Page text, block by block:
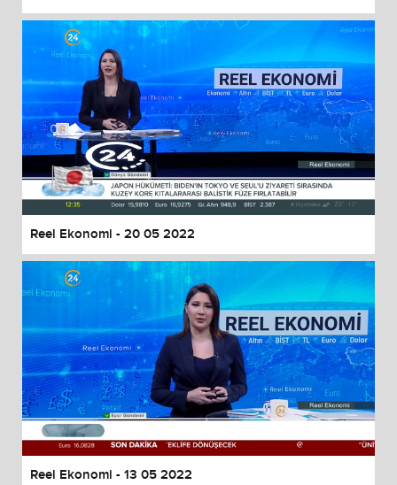
Reel Ekonomi - 20 05 2022
Reel Ekonomi - 13 05 2022